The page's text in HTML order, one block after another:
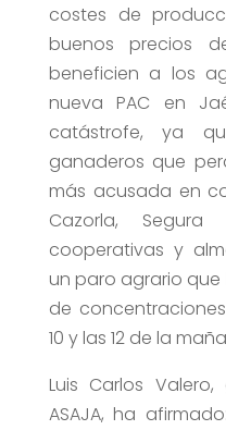
costes de
buenos precios
beneficien a los
nueva PAC en
catástrofe, ya
ganaderos que
más acusada en
Cazorla,
cooperativas y
un paro agrario
de
10 y las 12 de la
Luis Carlos
ASAJA, ha